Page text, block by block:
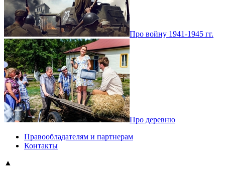
Про войну 1941-1945 гг.
Про деревню
Правообладателям и партнерам
Контакты
▲